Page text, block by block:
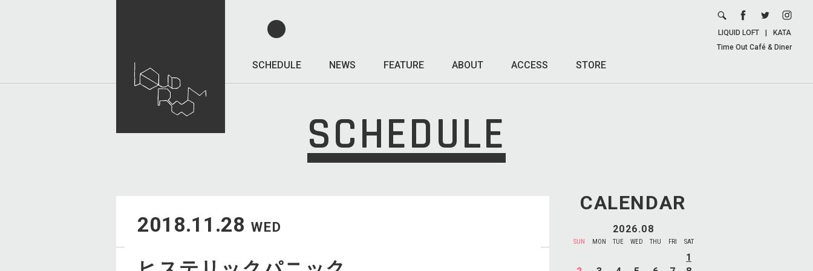
SCHEDULE NEWS FEATURE ABOUT ACCESS STORE
LIQUID LOFT
KATA
Time Out Café & Diner
SCHEDULE
CALENDAR
2026.08
SUN MON TUE WED THU FRI SAT
1
2018.11.28 WED